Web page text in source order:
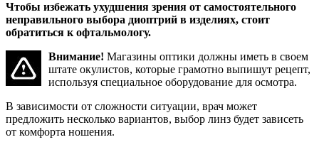
Чтобы избежать ухудшения зрения от самостоятельного
неправильного выбора диоптрий в изделиях, стоит
обратиться к офтальмологу.
Внимание! Магазины оптики должны иметь в своем
штате окулистов, которые грамотно выпишут рецепт,
используя специальное оборудование для осмотра.
В зависимости от сложности ситуации, врач может
предложить несколько вариантов, выбор линз будет зависеть
от комфорта ношения.